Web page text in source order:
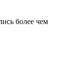
более чем